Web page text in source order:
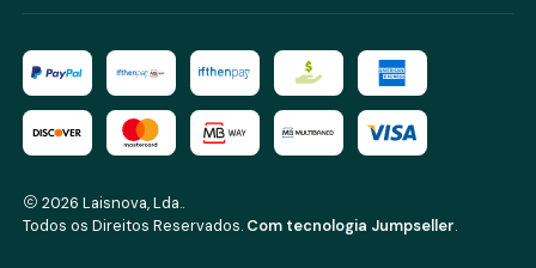
2026 Laisnova, Lda..
Todos os Direitos Reservados. Com tecnologia Jumpseller.